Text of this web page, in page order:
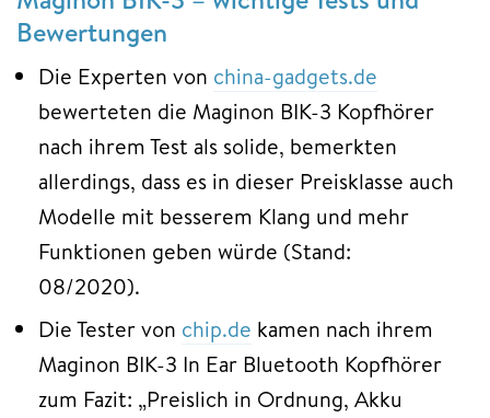
Bewertungen
Die Experten von china-gadgets.de
bewerteten die Maginon BIK-3 Kopfhörer
nach ihrem Test als solide, bemerkten
allerdings, dass es in dieser Preisklasse auch
Modelle mit besserem Klang und mehr
Funktionen geben würde (Stand:
08/2020).
Die Tester von chip.de kamen nach ihrem
Maginon BIK-3 In Ear Bluetooth Kopfhörer
zum Fazit: „Preislich in Ordnung, Akku